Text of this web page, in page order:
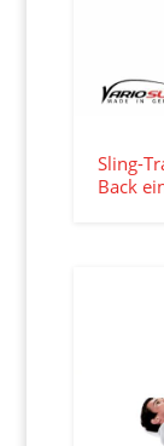
Sling-
Back